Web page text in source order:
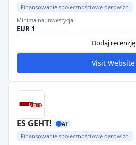
Finansowanie społecznościowe darowizn
Minimalna inwestycja
EUR 1
Dodaj recenzję
Visit Website
ES GEHT! AT
Finansowanie społecznościowe darowizn